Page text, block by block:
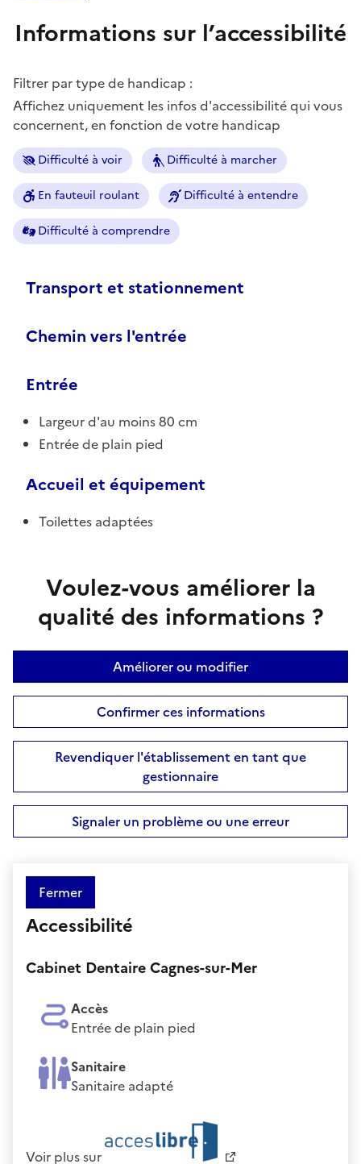
Informations sur l’accessibilité
Filtrer par type de handicap :
Affichez uniquement les infos d'accessibilité qui vous
concernent, en fonction de votre handicap
Difficulté à voir Difficulté à marcher
En fauteuil roulant Difficulté à entendre
Difficulté à comprendre
Transport et stationnement
Chemin vers l'entrée
Entrée
Largeur d'au moins 80 cm
Entrée de plain pied
Accueil et équipement
Toilettes adaptées
Voulez-vous améliorer la
qualité des informations ?
Améliorer ou modifier
Confirmer ces informations
Revendiquer l'établissement en tant que
gestionnaire
Signaler un problème ou une erreur
Fermer
Accessibilité
Cabinet Dentaire Cagnes-sur-Mer
Accès
Entrée de plain pied
Sanitaire
Sanitaire adapté
Voir plus sur